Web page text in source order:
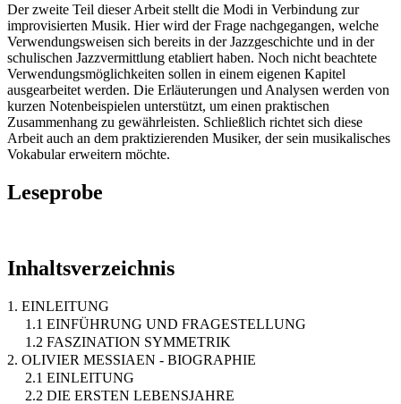
Der zweite Teil dieser Arbeit stellt die Modi in Verbindung zur
improvisierten Musik. Hier wird der Frage nachgegangen, welche
Verwendungsweisen sich bereits in der Jazzgeschichte und in der
schulischen Jazzvermittlung etabliert haben. Noch nicht beachtete
Verwendungsmöglichkeiten sollen in einem eigenen Kapitel
ausgearbeitet werden. Die Erläuterungen und Analysen werden von
kurzen Notenbeispielen unterstützt, um einen praktischen
Zusammenhang zu gewährleisten. Schließlich richtet sich diese
Arbeit auch an dem praktizierenden Musiker, der sein musikalisches
Vokabular erweitern möchte.
Leseprobe
Inhaltsverzeichnis
1. EINLEITUNG
1.1 EINFÜHRUNG UND FRAGESTELLUNG
1.2 FASZINATION SYMMETRIK
2. OLIVIER MESSIAEN - BIOGRAPHIE
2.1 EINLEITUNG
2.2 DIE ERSTEN LEBENSJAHRE